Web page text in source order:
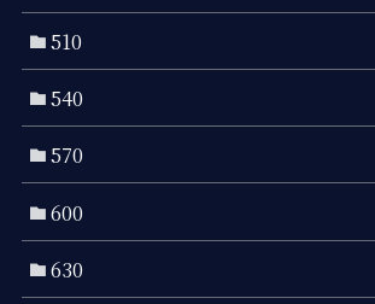
510
540
570
600
630